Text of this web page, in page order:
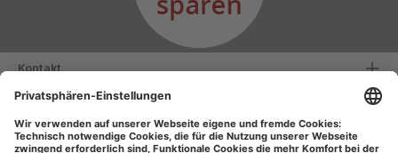
Kontakt
Serviceinformationen
Informationen